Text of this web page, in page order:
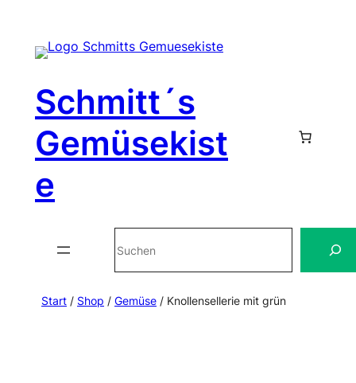
Zum
springen
Schmitt´s
Gemüsekist
e
Start / Shop / Gemüse / Knollensellerie mit grün